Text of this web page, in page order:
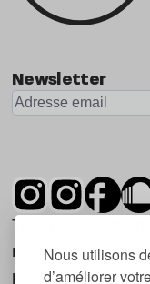
Nous utilisons
d’améliorer
Newsletter
Tsugi est un
musique et les
première